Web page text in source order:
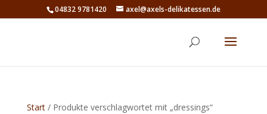
04832 9781420 axel@axels-delikatessen.de
Start/ Produkte verschlagwortet mit „dressings“